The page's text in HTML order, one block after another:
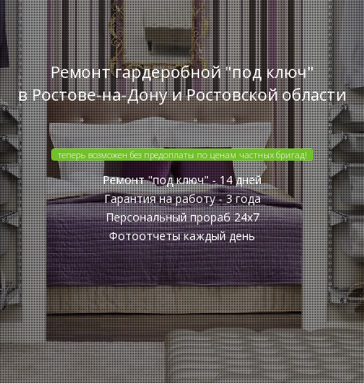
Ремонт гардеробной "под ключ"
в Ростове-на-Дону и Ростовской области
теперь возможен без предоплаты по ценам частных бригад!
Ремонт "под ключ" - 14 дней
Гарантия на работу - 3 года
Персональный прораб 24x7
Фотоотчеты каждый день